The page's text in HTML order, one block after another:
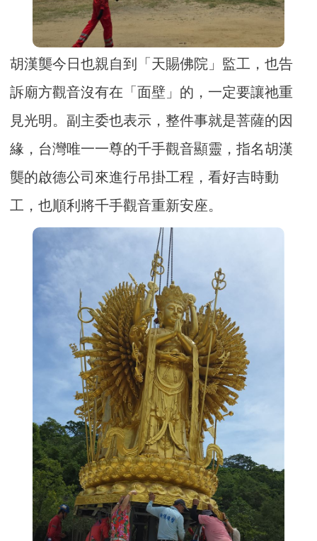
胡漢龑今日也親自到「天賜佛院」監工，也告
訴廟方觀音沒有在「面壁」的，一定要讓祂重
見光明。副主委也表示，整件事就是菩薩的因
緣，台灣唯一一尊的千手觀音顯靈，指名胡漢
龑的啟德公司來進行吊掛工程，看好吉時動
工，也順利將千手觀音重新安座。